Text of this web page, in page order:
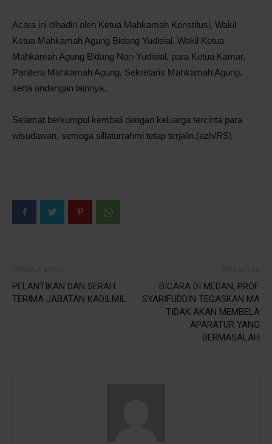
Acara ini dihadiri oleh Ketua Mahkamah Konstitusi, Wakil
Ketua Mahkamah Agung Bidang Yudisial, Wakil Ketua
Mahkamah Agung Bidang Non-Yudisial, para Ketua Kamar,
Panitera Mahkamah Agung, Sekretaris Mahkamah Agung,
serta undangan lainnya.
Selamat berkumpul kembali dengan keluarga tercinta para
wisudawan, semoga sillaturrahmi tetap terjalin.(azh/RS)
PELANTIKAN DAN SERAH
TERIMA JABATAN KADILMIL
BICARA DI MEDAN, PROF.
SYARIFUDDIN TEGASKAN MA
TIDAK AKAN MEMBELA
APARATUR YANG
BERMASALAH